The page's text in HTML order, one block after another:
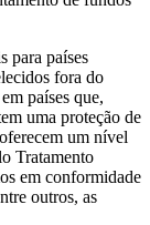
para países
fora do
países que,
uma proteção de
um nível
Tratamento
em conformidade
outros, as